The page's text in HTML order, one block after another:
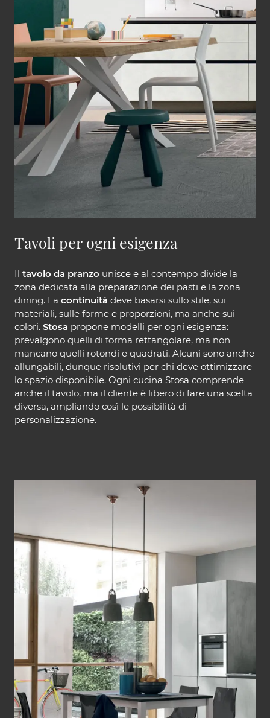
Tavoli per ogni esigenza
Il tavolo da pranzo unisce e al contempo divide la
zona dedicata alla preparazione dei pasti e la zona
dining. La continuità deve basarsi sullo stile, sui
materiali, sulle forme e proporzioni, ma anche sui
colori. Stosa propone modelli per ogni esigenza:
prevalgono quelli di forma rettangolare, ma non
mancano quelli rotondi e quadrati. Alcuni sono anche
allungabili, dunque risolutivi per chi deve ottimizzare
lo spazio disponibile. Ogni cucina Stosa comprende
anche il tavolo, ma il cliente è libero di fare una scelta
diversa, ampliando così le possibilità di
personalizzazione.